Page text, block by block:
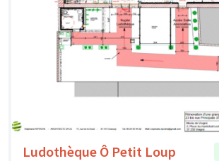
Ludothèque Ô Petit Loup